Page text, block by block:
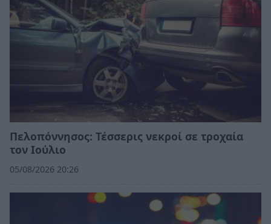
Πελοπόννησος: Τέσσερις νεκροί σε τροχαία
τον Ιούλιο
05/08/2026 20:26